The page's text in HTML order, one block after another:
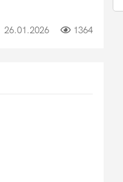
26.01.2026 1364